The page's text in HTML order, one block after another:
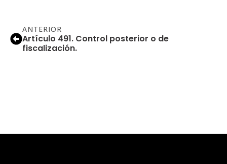
ANTERIOR
Artículo 491. Control posterior o de
fiscalización.